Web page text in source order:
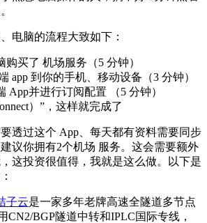
电脑的流程大致如下：
购买了 机场服务（5 分钟）
app 到你的手机、移动设备（3 分钟）
App并进行订阅配置 （5 分钟）
）”，这样就完成了
透过这个 App、每天都有资料需要同步
议你拥有2个机场 服务。这会需要额外
这投资很值得，我就是这么做。以下是
子云是一家多年老牌高速全隧道多节点
CN2/BGP隧道中转和IPLC国际专线，